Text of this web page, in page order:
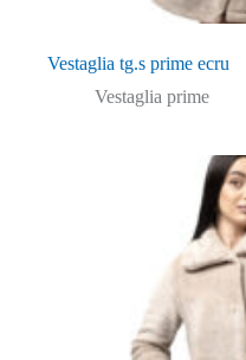
Vestaglia tg.s prime ecru
Vestaglia prime